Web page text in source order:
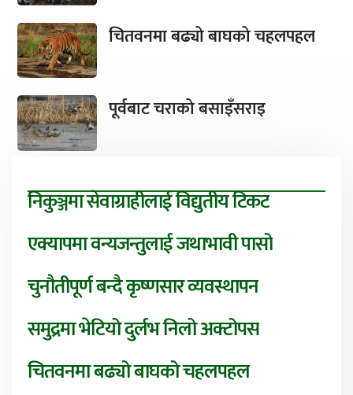
चितवनमा बढ्यो बाघको चहलपहल
पूर्वबाट चराको बसाइँसराइ
निकुञ्जमा सेवाग्राहीलाई विद्युतीय टिकट
एक्यापमा वन्यजन्तुलाई जथाभावी पासो
चुनौतीपूर्ण बन्दै कृष्णसार व्यवस्थापन
समुद्रमा भेटियो दुर्लभ निलो अक्टोपस
चितवनमा बढ्यो बाघको चहलपहल